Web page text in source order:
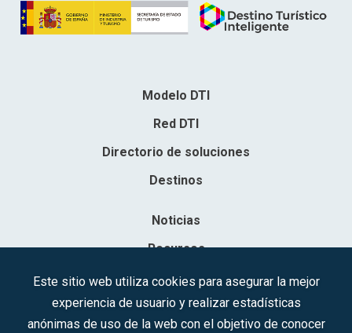
Modelo DTI
Red DTI
Directorio de soluciones
Destinos
Noticias
Recursos
Contacto
Sociedad Mercantil Estatal para la Gestión de la Innovación y las
Este sitio web utiliza cookies para asegurar la mejor
experiencia de usuario y realizar estadísticas
anónimas de uso de la web con el objetivo de conocer